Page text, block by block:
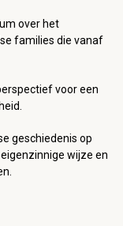
over het
families die vanaf
voor een
geschiedenis op
wijze en